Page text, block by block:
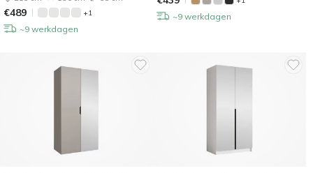
€489 +1
~9 werkdagen
~9 werkdagen